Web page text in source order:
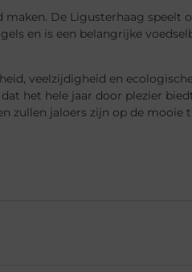
De Ligusterhaag speelt
en is een belangrijke
veelzijdigheid en
het hele jaar door plezier
zullen jaloers zijn op de mooie